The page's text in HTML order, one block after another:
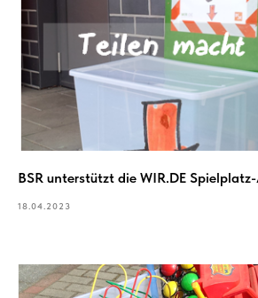
BSR unterstützt die WIR.DE
18.04.2023